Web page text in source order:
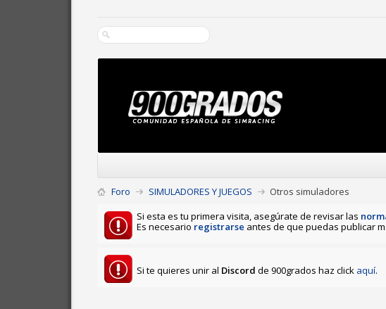
Foro SIMULADORES Y JUEGOS
Otros simuladores
Si esta es tu primera visita, asegúrate de revisar las
Es necesario registrarse antes de que puedas publicar
Si te quieres unir al Discord de 900grados haz click aquí.